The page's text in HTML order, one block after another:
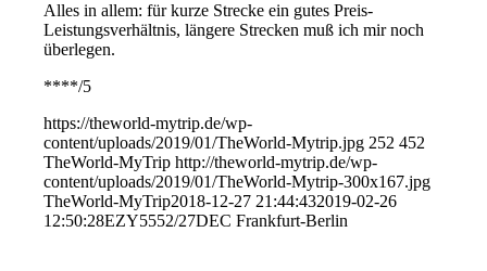
Alles in allem: für kurze Strecke ein gutes Preis-
Leistungsverhältnis, längere Strecken muß ich mir noch
überlegen.
****/5
https://theworld-mytrip.de/wp-
content/uploads/2019/01/TheWorld-Mytrip.jpg 252 452
TheWorld-MyTrip http://theworld-mytrip.de/wp-
content/uploads/2019/01/TheWorld-Mytrip-300x167.jpg
TheWorld-MyTrip2018-12-27 21:44:432019-02-26
12:50:28EZY5552/27DEC Frankfurt-Berlin